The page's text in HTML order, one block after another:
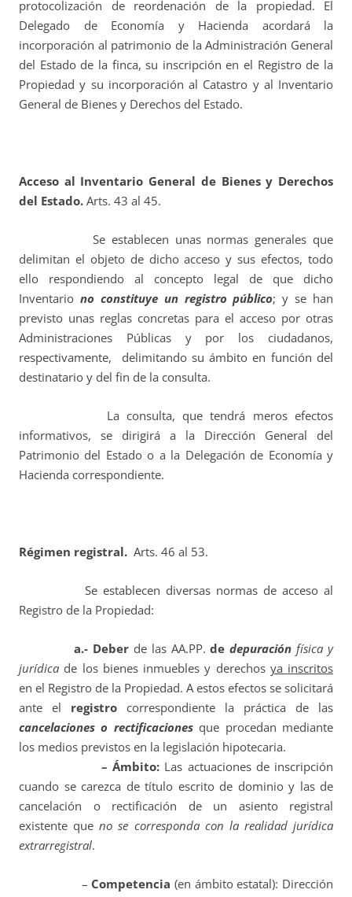
protocolización de reordenación de la propiedad. El
Delegado de Economía y Hacienda acordará la
incorporación al patrimonio de la Administración General
del Estado de la finca, su inscripción en el Registro de la
Propiedad y su incorporación al Catastro y al Inventario
General de Bienes y Derechos del Estado.
Acceso al Inventario General de Bienes y Derechos
del Estado. Arts. 43 al 45.
Se establecen unas normas generales que
delimitan el objeto de dicho acceso y sus efectos, todo
ello respondiendo al concepto legal de que dicho
Inventario no constituye un registro público; y se han
previsto unas reglas concretas para el acceso por otras
Administraciones Públicas y por los ciudadanos,
respectivamente, delimitando su ámbito en función del
destinatario y del fin de la consulta.
La consulta, que tendrá meros efectos
informativos, se dirigirá a la Dirección General del
Patrimonio del Estado o a la Delegación de Economía y
Hacienda correspondiente.
Régimen registral. Arts. 46 al 53.
Se establecen diversas normas de acceso al
Registro de la Propiedad:
a.- Deber de las AA.PP. dedepuración física y
jurídica de los bienes inmuebles y derechos ya inscritos
en el Registro de la Propiedad. A estos efectos se solicitará
ante el registro correspondiente la práctica de las
cancelaciones o rectificacionesque procedan mediante
los medios previstos en la legislación hipotecaria.
– Ámbito: Las actuaciones de inscripción
cuando se carezca de título escrito de dominio y las de
cancelación o rectificación de un asiento registral
existente que no se corresponda con la realidad jurídica
extrarregistral.
– Competencia (en ámbito estatal): Dirección